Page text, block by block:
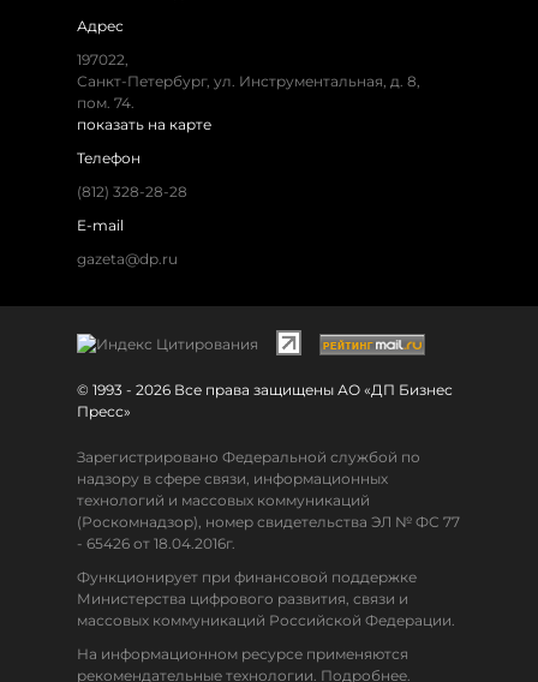
Адрес
197022,
Санкт-Петербург, ул. Инструментальная, д. 8,
пом. 74.
показать на карте
Телефон
(812) 328-28-28
E-mail
gazeta@dp.ru
© 1993 - 2026 Все права защищены АО «ДП Бизнес
Пресс»
Зарегистрировано Федеральной службой по
надзору в сфере связи, информационных
технологий и массовых коммуникаций
(Роскомнадзор), номер свидетельства ЭЛ № ФС 77
- 65426 от 18.04.2016г.
Функционирует при финансовой поддержке
Министерства цифрового развития, связи и
массовых коммуникаций Российской Федерации.
На информационном ресурсе применяются
рекомендательные технологии. Подробнее.